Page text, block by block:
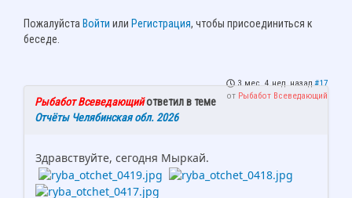
Пожалуйста Войти или Регистрация, чтобы присоединиться к
беседе.
3 мес. 4 нед. назад #17
от Рыбабот Всеведающий
Рыбабот Всеведающийответил в теме
Отчёты Челябинская обл. 2026
Здравствуйте, сегодня Мыркай.